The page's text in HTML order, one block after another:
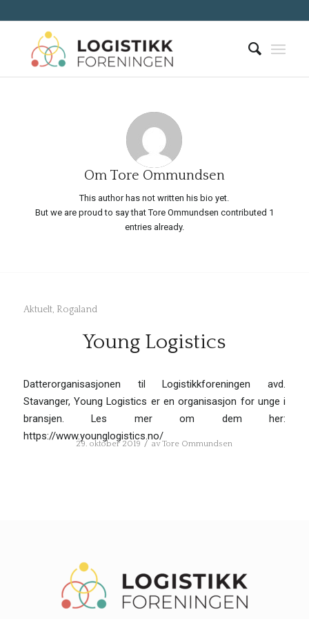
Om Tore Ommundsen
This author has not written his bio yet.
But we are proud to say thatTore Ommundsen contributed 1
entries already.
Aktuelt, Rogaland
Young Logistics
Datterorganisasjonen til Logistikkforeningen avd.
Stavanger, Young Logistics er en organisasjon for unge i
bransjen. Les mer om dem her:
https://www.younglogistics.no/
29. oktober 2019 / avTore Ommundsen